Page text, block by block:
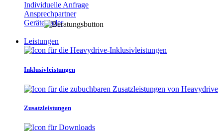
Individuelle Anfrage
Ansprechpartner
Gerätefinder
Leistungen
Inklusivleistungen
Zusatzleistungen